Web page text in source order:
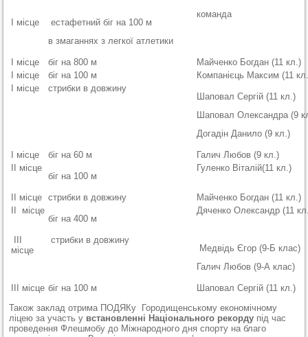
І місце
естафетний біг на 100 м
в змаганнях з легкої атлетики
команда
І місце біг на 800 м
Майченко Богдан (11 кл.)
І місце
біг на 100 м
Компанієць Максим (11
І місце
стрибки в довжину
Шаповал Сергій (11 кл.)
Шаповал Олександра (9
Догадін Данило (9 кл.)
І місце біг на 60 м
Галич Любов (9 кл.)
ІІ місце
біг на 100 м
Гуленко Віталій(11 кл.)
ІІ місце стрибки в довжину
Майченко Богдан (11 кл.)
ІІ місце
біг на 400 м
Дяченко Олександр (11
місце
стрибки в довжину
Медвідь Єгор (9-Б клас)
Галич Любов (9-А клас)
ІІІ місце біг на 100 м
Шаповал Сергій (11 кл.)
Також заклад отрима ПОДЯКу Городищенському економічному
ліцею за участь у встановленні Національного рекорду під час
проведення Флешмобу до Міжнародного дня спорту на благо